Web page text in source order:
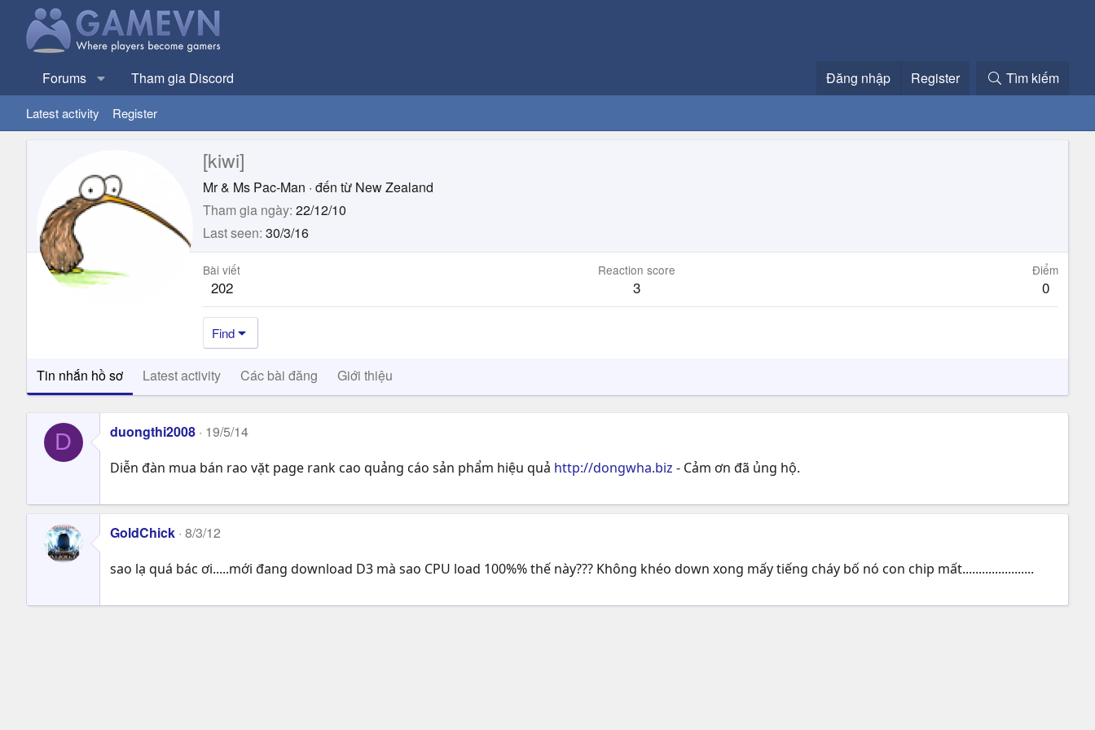
Forums Tham gia Discord Đăng nhập Register Tìm kiếm
Latest activity Register
[kiwi]
Mr & Ms Pac-Man · đến từ New Zealand
Tham gia ngày 22/12/10
Last seen 30/3/16
Bài viết
202
Reaction score
3
Điểm
0
Find
Tin nhắn hồ sơ Latest activity Các bài đăng Giới thiệu
D duongthi2008 19/5/14
Diễn đàn mua bán rao vặt page rank cao quảng cáo sản phẩm hiệu quả http://dongwha.biz - Cảm ơn đã ủng hộ.
GoldChick 8/3/12
sao lạ quá bác ơi.....mới đang download D3 mà sao CPU load 100%% thế này??? Không khéo down xong mấy tiếng cháy bố nó con chip mất......................